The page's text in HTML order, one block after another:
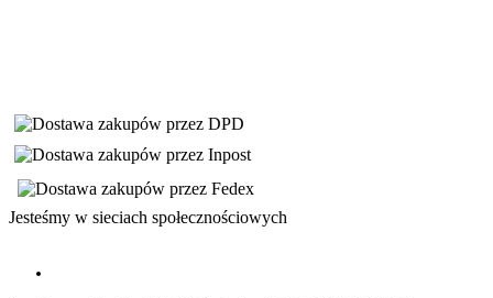
Jesteśmy w sieciach społecznościowych